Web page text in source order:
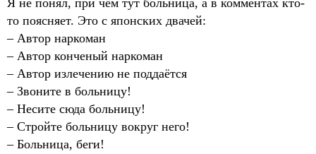
Я не понял, при чём тут больница, а в комментах кто-
то поясняет. Это с японских двачей:
– Автор наркоман
– Автор конченый наркоман
– Автор излечению не поддаётся
– Звоните в больницу!
– Несите сюда больницу!
– Стройте больницу вокруг него!
– Больница, беги!